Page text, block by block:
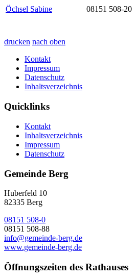
Öchsel Sabine 08151 508-20
drucken nach oben
Kontakt
Impressum
Datenschutz
Inhaltsverzeichnis
Quicklinks
Kontakt
Inhaltsverzeichnis
Impressum
Datenschutz
Gemeinde Berg
Huberfeld 10
82335 Berg
08151 508-0
08151 508-88
info@gemeinde-berg.de
www.gemeinde-berg.de
Öffnungszeiten des Rathauses